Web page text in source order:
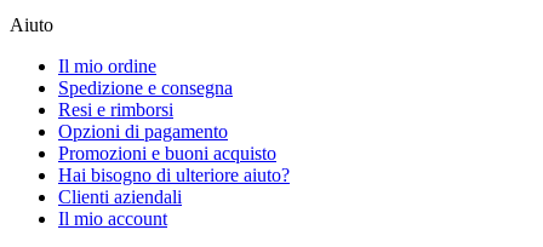
Aiuto
Il mio ordine
Spedizione e consegna
Resi e rimborsi
Opzioni di pagamento
Promozioni e buoni acquisto
Hai bisogno di ulteriore aiuto?
Clienti aziendali
Il mio account